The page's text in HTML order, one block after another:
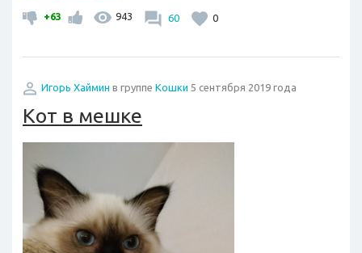
+63 943 60 0
Игорь Хаймин в группе Кошки 5 сентября 2019 года
Кот в мешке